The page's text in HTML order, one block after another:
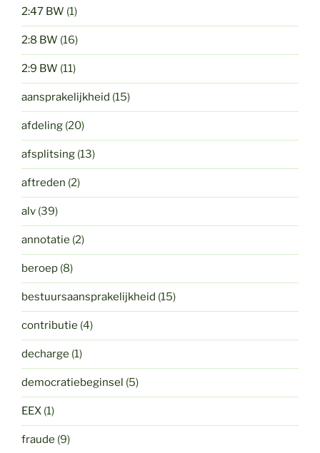
2:47 BW (1)
2:8 BW (16)
2:9 BW (11)
aansprakelijkheid (15)
afdeling (20)
afsplitsing (13)
aftreden (2)
alv (39)
annotatie (2)
beroep (8)
bestuursaansprakelijkheid (15)
contributie (4)
decharge (1)
democratiebeginsel (5)
EEX (1)
fraude (9)